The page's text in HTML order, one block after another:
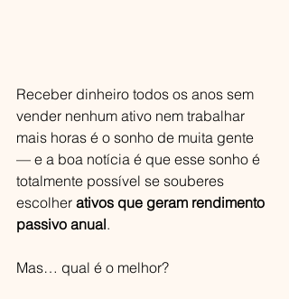
Receber dinheiro todos os anos sem
vender nenhum ativo nem trabalhar
mais horas é o sonho de muita gente
— e a boa notícia é que esse sonho é
totalmente possível se souberes
escolher ativos que geram rendimento
passivo anual.
Mas… qual é o melhor?